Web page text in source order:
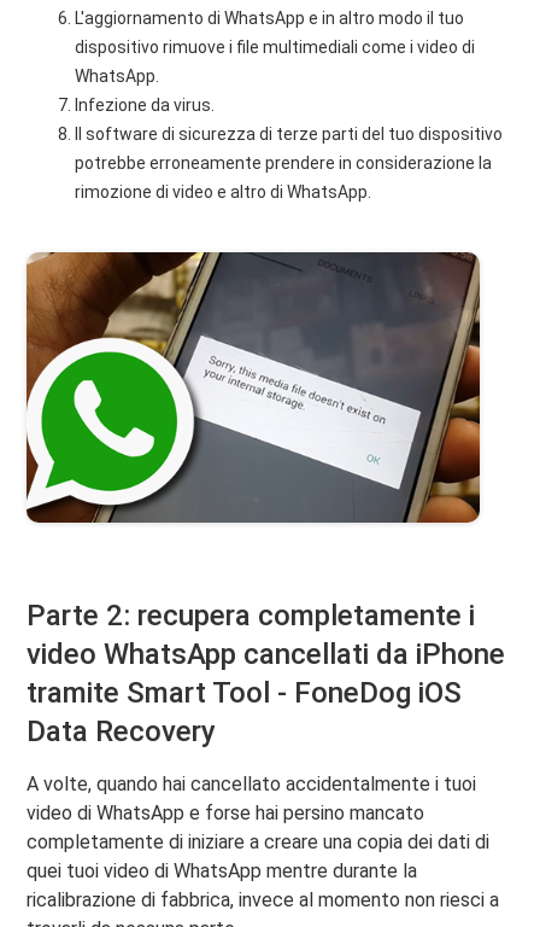
L'aggiornamento di WhatsApp e in altro modo il tuo
dispositivo rimuove i file multimediali come i video di
WhatsApp.
Infezione da virus.
Il software di sicurezza di terze parti del tuo dispositivo
potrebbe erroneamente prendere in considerazione la
rimozione di video e altro di WhatsApp.
Parte 2: recupera completamente i
video WhatsApp cancellati da iPhone
tramite Smart Tool - FoneDog iOS
Data Recovery
A volte, quando hai cancellato accidentalmente i tuoi
video di WhatsApp e forse hai persino mancato
completamente di iniziare a creare una copia dei dati di
quei tuoi video di WhatsApp mentre durante la
ricalibrazione di fabbrica, invece al momento non riesci a